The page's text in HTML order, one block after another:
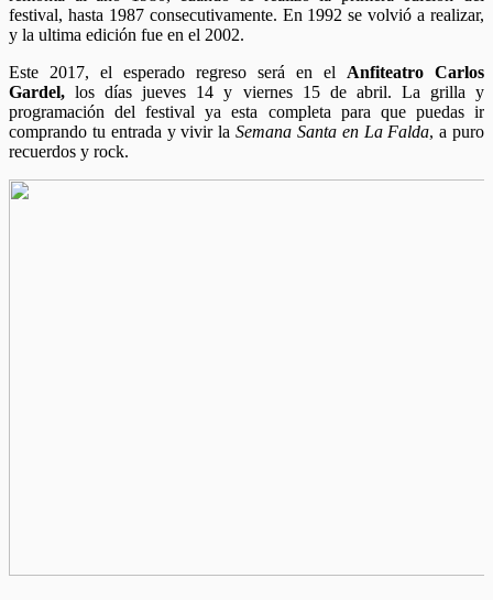
festival, hasta 1987 consecutivamente. En 1992 se volvió a realizar,
y la ultima edición fue en el 2002.
Este 2017, el esperado regreso será en el Anfiteatro Carlos
Gardel, los días jueves 14 y viernes 15 de abril. La grilla y
programación del festival ya esta completa para que puedas ir
comprando tu entrada y vivir la Semana Santa en La Falda, a puro
recuerdos y rock.